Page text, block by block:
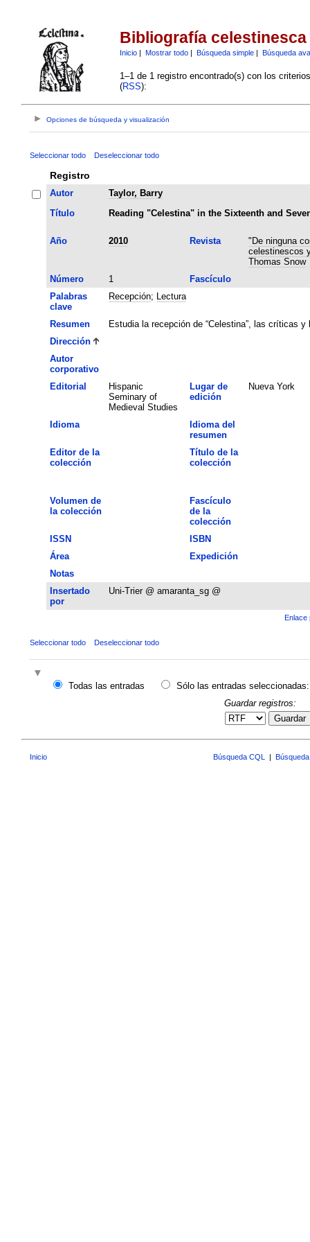
Bibliografía celestinesca
Inicio| Mostrar todo| Búsqueda simple| Búsqueda
1–1 de 1 registro encontrado(s) con los
(RSS):
Opciones de búsqueda y visualización
Seleccionar todo Deseleccionar todo
Registro
Autor
Taylor, Barry
Título
Reading "Celestina" in the Sixteenth and
Año 2010 Revista
"De ninguna
celestinescos
Thomas Snow
Número
1
Fascículo
Palabras
clave
Recepción; Lectura
Resumen
Estudia la recepción de “Celestina”, las críticas
Dirección
Autor
corporativo
Editorial
Hispanic
Seminary of
Medieval Studies
Lugar de
edición
Nueva York
Idioma
Idioma del
resumen
Editor de la
colección
Título de la
colección
Volumen de
la colección
Fascículo
de la
colección
ISSN
ISBN
Área
Expedición
Notas
Insertado
por
Uni-Trier @ amaranta_sg @
Enlace
Seleccionar todo Deseleccionar todo
Todas las entradas
Sólo las entradas seleccionadas:
Guardar registros:
Guardar
Inicio Búsqueda CQL